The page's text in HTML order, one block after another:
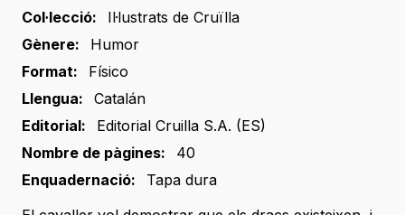
Col·lecció:
Il·lustrats de Cruïlla
Gènere:
Humor
Format:
Físico
Llengua:
Catalán
Editorial:
Editorial Cruilla S.A. (ES)
Nombre de pàgines:
40
Enquadernació:
Tapa dura